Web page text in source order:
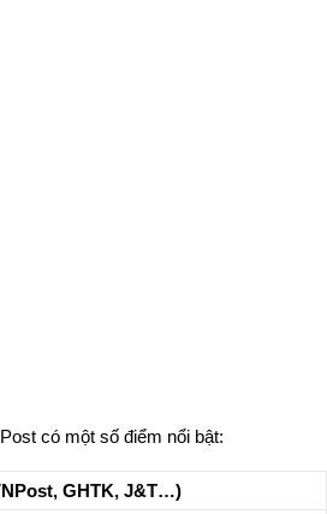
có một số điểm nổi bật:
GHTK, J&T…)